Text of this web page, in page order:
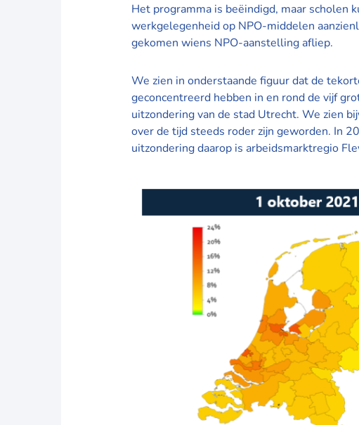
Het programma is beëindigd, maar scholen
werkgelegenheid op NPO-middelen
gekomen wiens NPO-aanstelling afliep.
We zien in onderstaande figuur dat de
geconcentreerd hebben in en rond de vijf
uitzondering van de stad Utrecht. We zien
over de tijd steeds roder zijn geworden. In
uitzondering daarop is arbeidsmarktregio